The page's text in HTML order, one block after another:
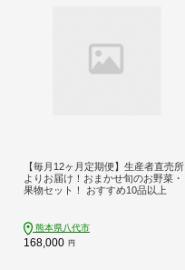
【毎月12ヶ月定期便】生産者直売所
よりお届け！おまかせ旬のお野菜・
果物セット！ おすすめ10品以上
熊本県八代市
168,000 円